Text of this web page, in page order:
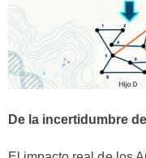
De la incertidumbre